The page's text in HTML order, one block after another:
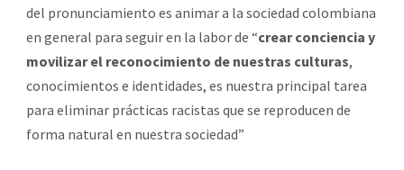
del pronunciamiento es animar a la sociedad colombiana
en general para seguir en la labor de “crear conciencia y
movilizar el reconocimiento de nuestras culturas,
conocimientos e identidades, es nuestra principal tarea
para eliminar prácticas racistas que se reproducen de
forma natural en nuestra sociedad”